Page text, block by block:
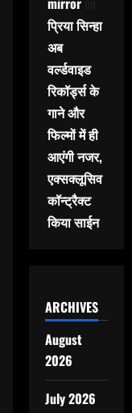
प्रिया सिन्हा
अब
वर्ल्डवाइड
रिकॉर्ड्स के
गाने और
फिल्मों में ही
आएंगी नजर,
एक्सक्लूसिव
कॉन्ट्रैक्ट
किया साईन
ARCHIVES
August
2026
July 2026